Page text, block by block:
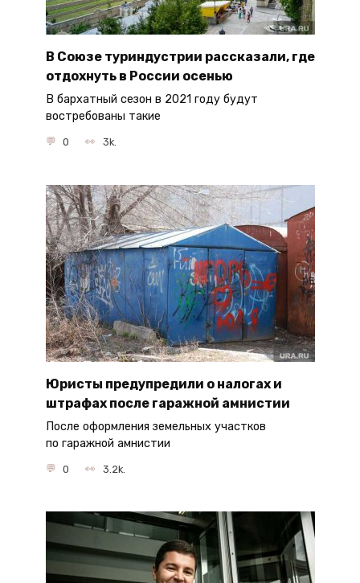
В Союзе туриндустрии рассказали, где
отдохнуть в России осенью
В бархатный сезон в 2021 году будут
востребованы такие
0 3k.
Юристы предупредили о налогах и
штрафах после гаражной амнистии
После оформления земельных участков
по гаражной амнистии
0 3.2k.